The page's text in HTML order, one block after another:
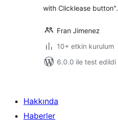
with Clicklease button".
Fran Jimenez
10+ etkin kurulum
6.0.0 ile test edildi
Hakkında
Haberler